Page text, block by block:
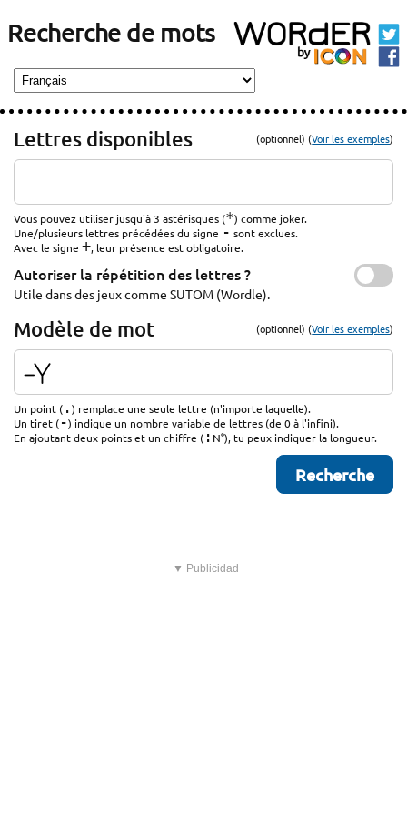
Recherche de mots
Lettres disponibles (optionnel) (Voir les exemples)
Vous pouvez utiliser jusqu'à 3 astérisques (*) comme joker.
Une/plusieurs lettres précédées du signe - sont exclues.
Avec le signe +, leur présence est obligatoire.
Autoriser la répétition des lettres ?
Utile dans des jeux comme SUTOM (Wordle).
Modèle de mot (optionnel) (Voir les exemples)
Un point (.) remplace une seule lettre (n'importe laquelle).
Un tiret (-) indique un nombre variable de lettres (de 0 à l'infini).
En ajoutant deux points et un chiffre (: N°), tu peux indiquer la longueur.
▼ Publicidad